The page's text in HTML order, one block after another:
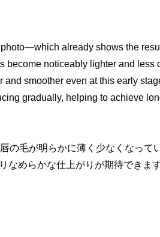
already shows the
become noticeably lighter and less
smoother even at this early
gradually, helping to achieve
の毛が明らかに薄く少なくなって
なめらかな仕上がりが期待できます